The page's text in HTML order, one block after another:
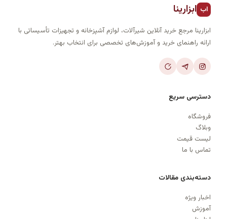
اب ابزارینا
ابزارینا مرجع خرید آنلاین شیرآلات، لوازم آشپزخانه و تجهیزات تأسیساتی با
ارائه راهنمای خرید و آموزش‌های تخصصی برای انتخاب بهتر.
دسترسی سریع
فروشگاه
وبلاگ
لیست قیمت
تماس با ما
دسته‌بندی مقالات
اخبار ویژه
آموزش